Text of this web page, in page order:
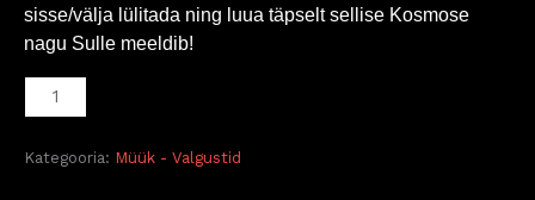
sisse/välja lülitada ning luua täpselt sellise Kosmose
nagu Sulle meeldib!
Kategooria: Müük - Valgustid